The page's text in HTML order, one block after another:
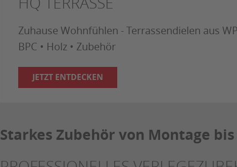
Zuhause Wohnfühlen - Terrassendielen aus
BPC • Holz • Zubehör
JETZT ENTDECKEN
Starkes Zubehör von Montage